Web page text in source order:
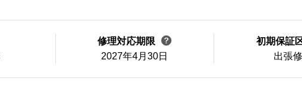
修理対応期限
2027年4月30日
初期保証
出張